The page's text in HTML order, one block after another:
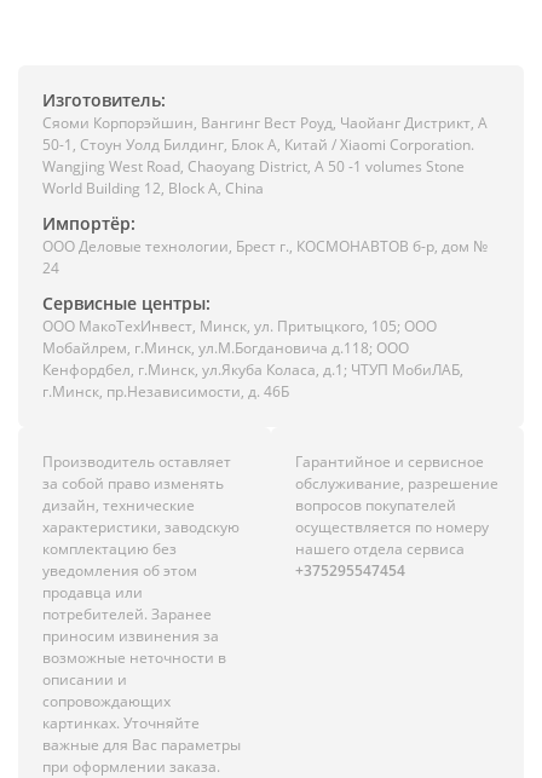
Изготовитель:
Сяоми Корпорэйшин, Вангинг Вест Роуд, Чаойанг Дистрикт, А
50-1, Стоун Уолд Билдинг, Блок А, Китай / Xiaomi Corporation.
Wangjing West Road, Chaoyang District, A 50 -1 volumes Stone
World Building 12, Block A, China
Импортёр:
ООО Деловые технологии, Брест г., КОСМОНАВТОВ б-р, дом №
24
Сервисные центры:
ООО МакоТехИнвест, Минск, ул. Притыцкого, 105; ООО
Мобайлрем, г.Минск, ул.М.Богдановича д.118; ООО
Кенфордбел, г.Минск, ул.Якуба Коласа, д.1; ЧТУП МобиЛАБ,
г.Минск, пр.Независимости, д. 46Б
Производитель оставляет
за собой право изменять
дизайн, технические
характеристики, заводскую
комплектацию без
уведомления об этом
продавца или
потребителей. Заранее
приносим извинения за
возможные неточности в
описании и
сопровождающих
картинках. Уточняйте
важные для Вас параметры
при оформлении заказа.
Гарантийное и сервисное
обслуживание, разрешение
вопросов покупателей
осуществляется по номеру
нашего отдела сервиса
+375295547454